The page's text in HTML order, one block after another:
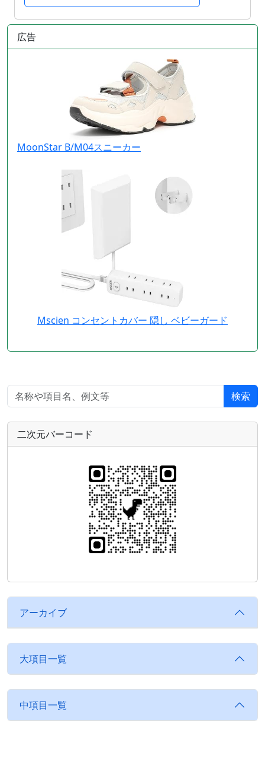
広告
MoonStar B/M04スニーカー
Mscien コンセントカバー 隠し ベビーガード
検索
二次元バーコード
アーカイブ
大項目一覧
中項目一覧